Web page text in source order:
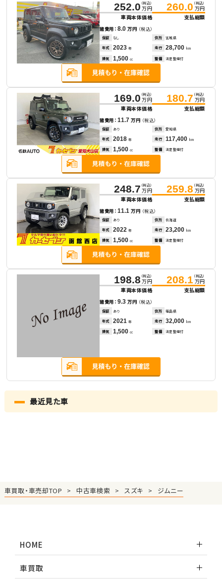
252.0 （税込）
万円
車両本体価格
260.0 （税込）
万円
支払総額
諸費用：8.0万円 （税込）
保証 なし 住所 宮城県
年式 2023 年 走行 28,700 km
排気 1,500 cc 整備 法定整備付
169.0 （税込）
万円
車両本体価格
180.7 （税込）
万円
支払総額
諸費用：11.7万円 （税込）
保証 あり 住所 愛知県
年式 2018 年 走行 117,400 km
排気 1,500 cc 整備 法定整備付
248.7 （税込）
万円
車両本体価格
259.8 （税込）
万円
支払総額
諸費用：11.1万円 （税込）
保証 あり 住所 北海道
年式 2022 年 走行 23,200 km
排気 1,500 cc 整備 法定整備付
198.8 （税込）
万円
車両本体価格
208.1 （税込）
万円
支払総額
諸費用：9.3万円 （税込）
保証 あり 住所 福島県
年式 2021 年 走行 32,000 km
排気 1,500 cc 整備 法定整備付
最近見た車
車買取・車売却TOP 中古車検索 スズキ ジムニー
HOME
車買取